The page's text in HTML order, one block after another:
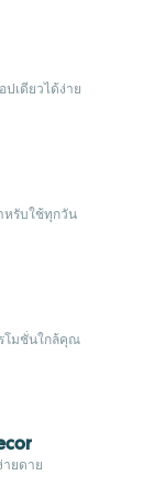
ปเดียวได้ง่าย
หรับใช้ทุกวัน
โมชั่นใกล้คุณ
ยดาย